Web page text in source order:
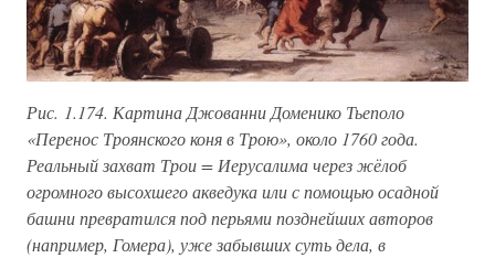
Рис. 1.174. Картина Джованни Доменико Тьеполо
«Перенос Троянского коня в Трою», около 1760 года.
Реальный захват Трои = Иерусалима через жёлоб
огромного высохшего акведука или с помощью осадной
башни превратился под перьями позднейших авторов
(например, Гомера), уже забывших суть дела, в